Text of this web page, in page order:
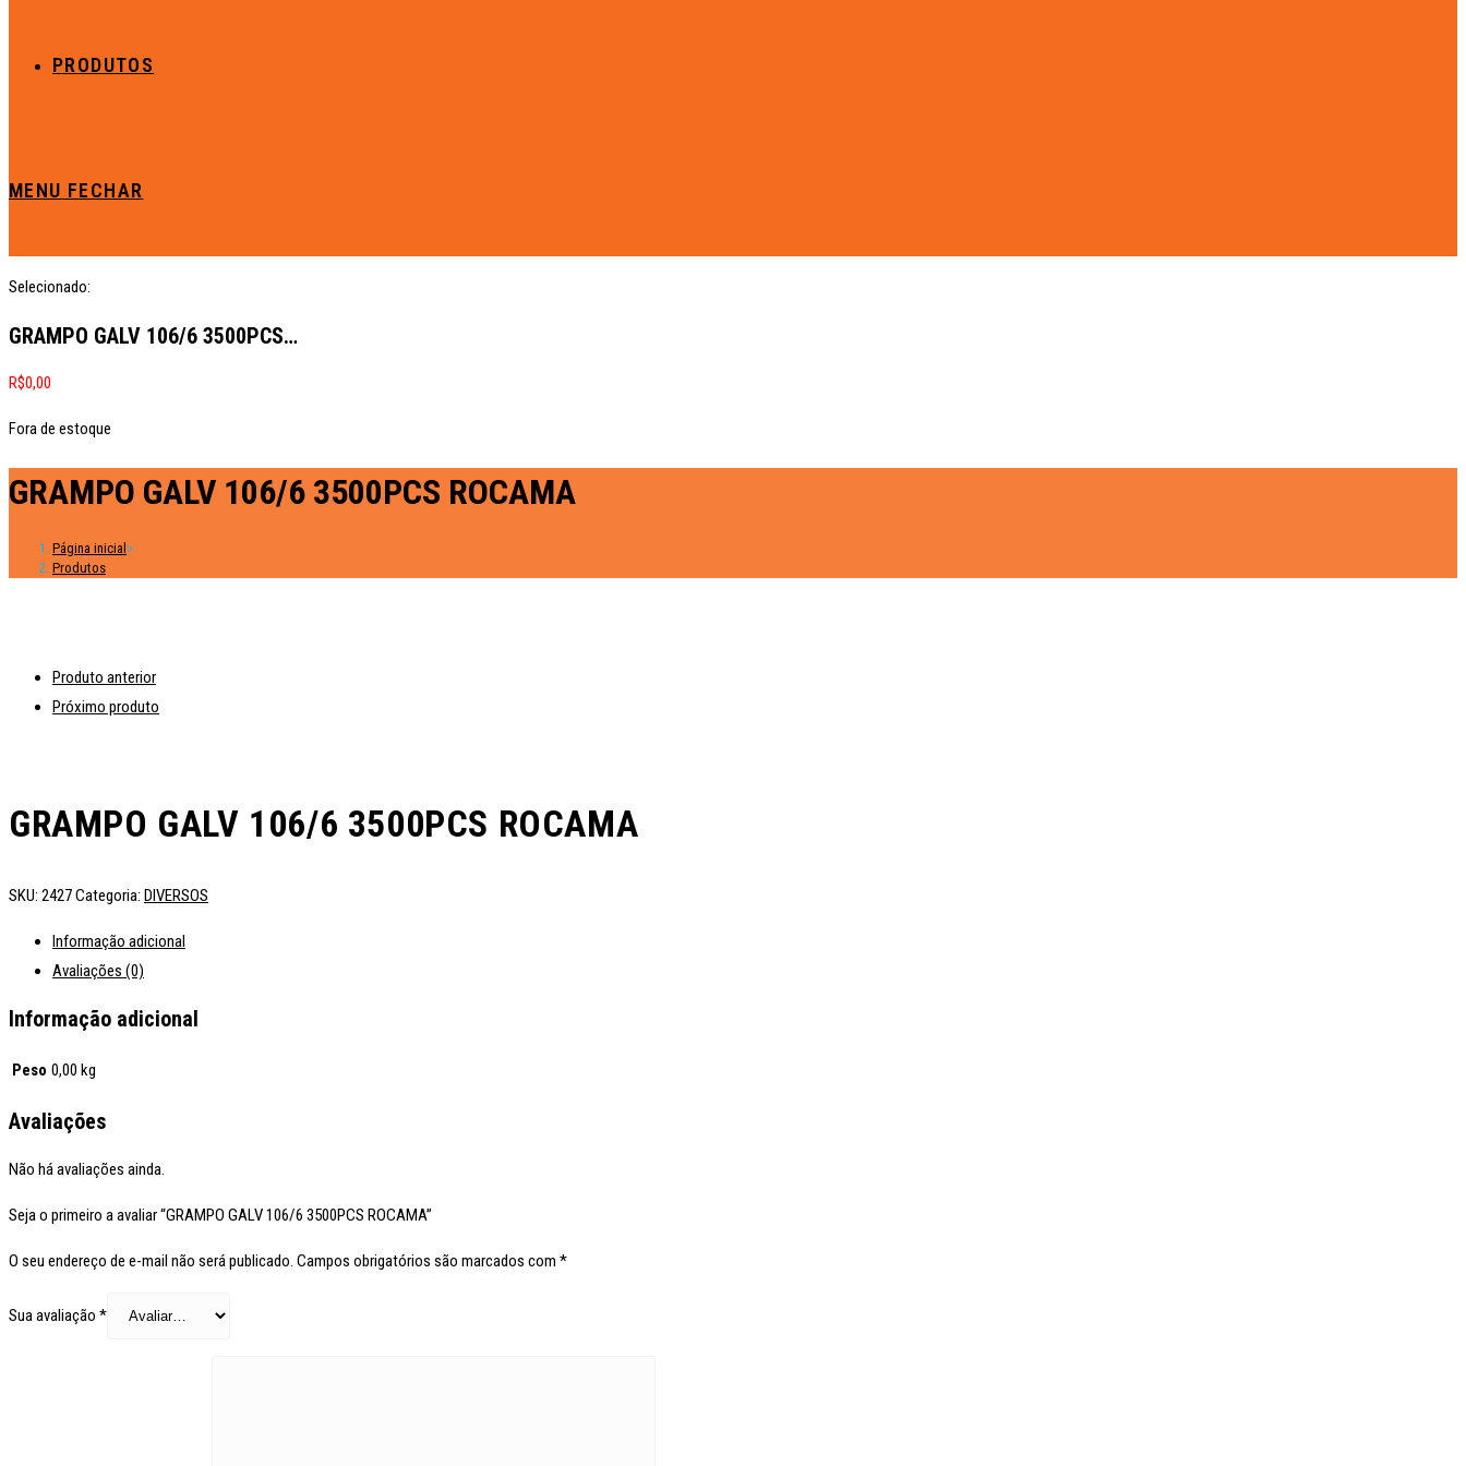
PRODUTOS
MENU FECHAR
Selecionado:
GRAMPO GALV 106/6 3500PCS…
R$0,00
Fora de estoque
GRAMPO GALV 106/6 3500PCS ROCAMA
Página inicial >
Produtos
Produto anterior
Próximo produto
GRAMPO GALV 106/6 3500PCS ROCAMA
SKU: 2427Categoria: DIVERSOS
Informação adicional
Avaliações (0)
Informação adicional
Peso 0,00 kg
Avaliações
Não há avaliações ainda.
Seja o primeiro a avaliar “GRAMPO GALV 106/6 3500PCS ROCAMA”
O seu endereço de e-mail não será publicado. Campos obrigatórios são marcados com *
Sua avaliação *